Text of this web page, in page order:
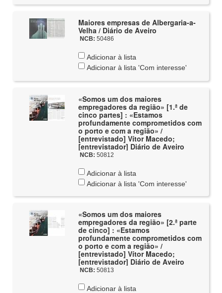
Maiores empresas de Albergaria-a-
Velha / Diário de Aveiro
NCB: 50486
Adicionar à lista
Adicionar à lista 'Com interesse'
«Somos um dos maiores
empregadores da região» [1.ª de
cinco partes] : «Estamos
profundamente comprometidos com
o porto e com a região» /
[entrevistado] Vítor Macedo;
[entrevistador] Diário de Aveiro
NCB: 50812
Adicionar à lista
Adicionar à lista 'Com interesse'
«Somos um dos maiores
empregadores da região» [2.ª parte
de cinco] : «Estamos
profundamente comprometidos com
o porto e com a região» /
[entrevistado] Vítor Macedo;
[entrevistador] Diário de Aveiro
NCB: 50813
Adicionar à lista